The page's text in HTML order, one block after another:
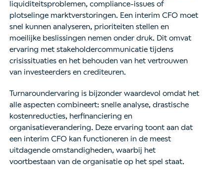
liquiditeitsproblemen, compliance-issues of
plotselinge marktverstoringen. Een interim CFO moet
snel kunnen analyseren, prioriteiten stellen en
moeilijke beslissingen nemen onder druk. Dit omvat
ervaring met stakeholdercommunicatie tijdens
crisissituaties en het behouden van het vertrouwen
van investeerders en crediteuren.
Turnaroundervaring is bijzonder waardevol omdat het
alle aspecten combineert: snelle analyse, drastische
kostenreducties, herfinanciering en
organisatieverandering. Deze ervaring toont aan dat
een interim CFO kan functioneren in de meest
uitdagende omstandigheden, waarbij het
voortbestaan van de organisatie op het spel staat.